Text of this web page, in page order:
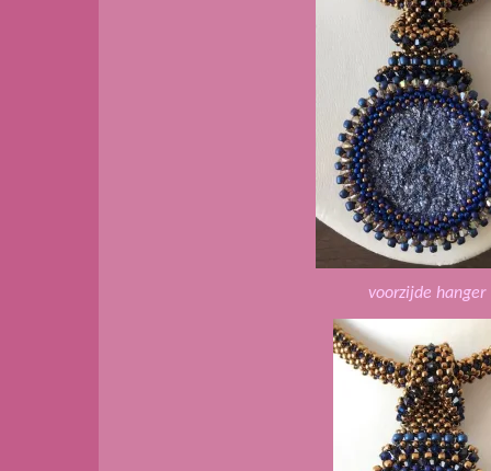
voorzijde hanger